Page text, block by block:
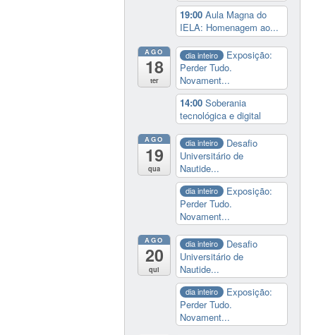
19:00Aula Magna do
IELA: Homenagem ao...
AGO
18
ter
dia inteiro
Exposição:
Perder Tudo.
Novament...
14:00Soberania
tecnológica e digital
AGO
19
qua
dia inteiro
Desafio
Universitário de
Nautide...
dia inteiro
Exposição:
Perder Tudo.
Novament...
AGO
20
qui
dia inteiro
Desafio
Universitário de
Nautide...
dia inteiro
Exposição:
Perder Tudo.
Novament...